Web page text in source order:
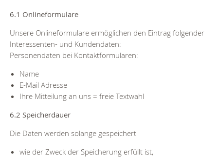
6.1 Onlineformulare
Unsere Onlineformulare ermöglichen den Eintrag folgender
Interessenten- und Kundendaten:
Personendaten bei Kontaktformularen:
Name
E-Mail Adresse
Ihre Mitteilung an uns = freie Textwahl
6.2 Speicherdauer
Die Daten werden solange gespeichert
wie der Zweck der Speicherung erfüllt ist,